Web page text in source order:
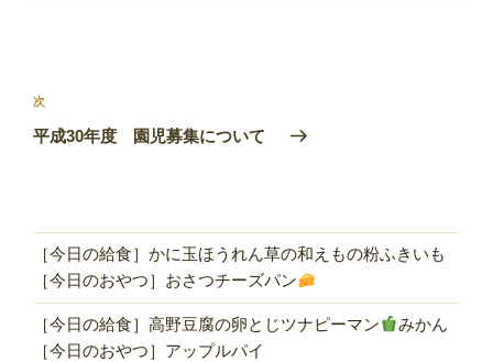
稿
ナ
シ
ョ
ン
次
の
次
平成30年度 園児募集について
［今日の給食］かに玉ほうれん草の和えもの粉ふきいも
［今日のおやつ］おさつチーズパン
［今日の給食］高野豆腐の卵とじツナピーマン
みかん
［今日のおやつ］アップルパイ